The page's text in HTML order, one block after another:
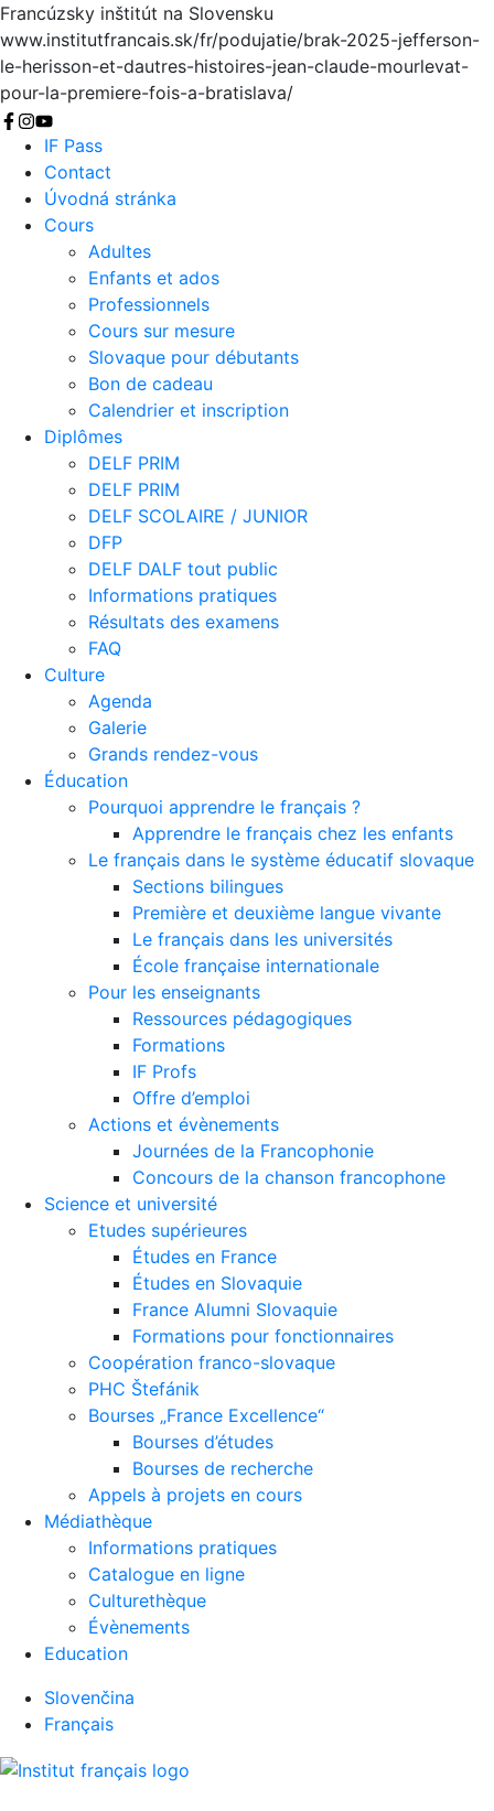
Francúzsky inštitút na Slovensku
www.institutfrancais.sk/fr/podujatie/brak-2025-jefferson-
le-herisson-et-dautres-histoires-jean-claude-mourlevat-
pour-la-premiere-fois-a-bratislava/
Chercher
IF Pass
Contact
Úvodná stránka
Cours
Adultes
Enfants et ados
Professionnels
Cours sur mesure
Slovaque pour débutants
Bon de cadeau
Calendrier et inscription
Diplômes
DELF PRIM
DELF PRIM
DELF SCOLAIRE / JUNIOR
DFP
DELF DALF tout public
Informations pratiques
Résultats des examens
FAQ
Culture
Agenda
Galerie
Grands rendez-vous
Éducation
Pourquoi apprendre le français ?
Apprendre le français chez les enfants
Le français dans le système éducatif slovaque
Sections bilingues
Première et deuxième langue vivante
Le français dans les universités
École française internationale
Pour les enseignants
Ressources pédagogiques
Formations
IF Profs
Offre d’emploi
Actions et évènements
Journées de la Francophonie
Concours de la chanson francophone
Science et université
Etudes supérieures
Études en France
Études en Slovaquie
France Alumni Slovaquie
Formations pour fonctionnaires
Coopération franco-slovaque
PHC Štefánik
Bourses „France Excellence“
Bourses d’études
Bourses de recherche
Appels à projets en cours
Médiathèque
Informations pratiques
Catalogue en ligne
Culturethèque
Évènements
Education
Slovenčina
Français